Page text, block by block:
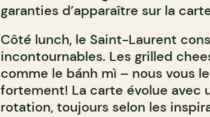
garanties d’apparaître sur la
Côté lunch, le Saint-Laurent
incontournables. Les grilled
comme le bánh mì – nous vous
fortement! La carte évolue avec
rotation, toujours selon les